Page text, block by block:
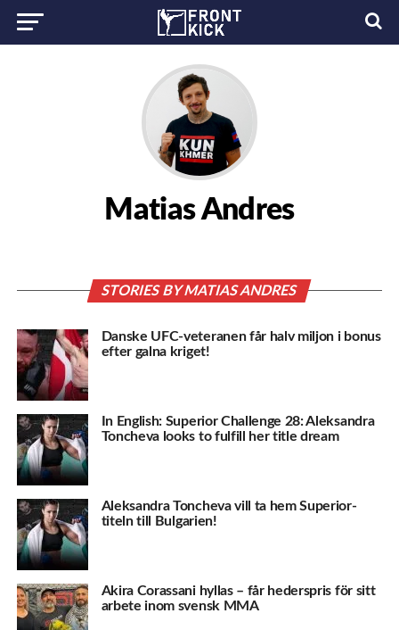
Matias Andres
STORIES BY MATIAS ANDRES
Danske UFC-veteranen får halv miljon i bonus
efter galna kriget!
In English: Superior Challenge 28: Aleksandra
Toncheva looks to fulfill her title dream
Aleksandra Toncheva vill ta hem Superior-
titeln till Bulgarien!
Akira Corassani hyllas – får hederspris för sitt
arbete inom svensk MMA